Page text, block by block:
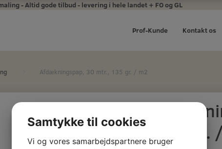
- Altid gode tilbud - levering i hele landet + FO og GL
Kontakt os
Prof-Kunde
Afdækningspap, 30 mtr., 135 gr. / m2
135 gr.
Samtykke til cookies
Vi og vores samarbejdspartnere bruger